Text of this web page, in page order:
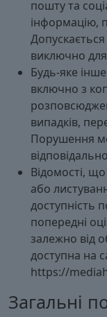
пошту та
інформацію,
виключно
Будь-яке
включно з
випадків,
Порушення
Відомості,
або
доступність
попередні
залежно від
доступна на
https://
Загальні